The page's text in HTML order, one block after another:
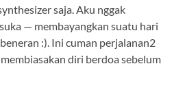
saja. Aku nggak
— membayangkan suatu hari
:). Ini cuman perjalanan2
diri berdoa sebelum